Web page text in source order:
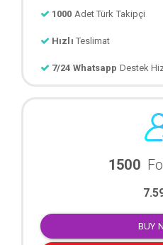
1000 Adet Türk Takipçi
Hızlı Teslimat
7/24 Whatsapp
1500
BUY